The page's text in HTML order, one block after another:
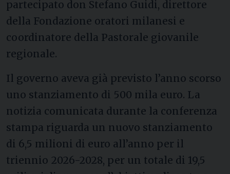
partecipato don Stefano Guidi, direttore
della Fondazione oratori milanesi e
coordinatore della Pastorale giovanile
regionale.
Il governo aveva già previsto l’anno scorso
uno stanziamento di 500 mila euro. La
notizia comunicata durante la conferenza
stampa riguarda un nuovo stanziamento
di 6,5 milioni di euro all’anno per il
triennio 2026-2028, per un totale di 19,5